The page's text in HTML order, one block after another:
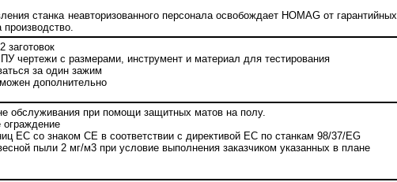
станка неавторизованного персонала освобождает HOMAG от гарантийных
производство.
заготовок
чертежи с размерами, инструмент и материал для тестирования
за один зажим
дополнительно
обслуживания при помощи защитных матов на полу.
ограждение
ЕС со знаком СЕ в соответствии с директивой ЕС по станкам 98/37/EG
пыли 2 мг/м3 при условие выполнения заказчиком указанных в плане